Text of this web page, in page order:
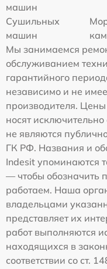
машин
Сушильных
машин
Мы занимаемся
обслуживанием
гарантийного
независимо и не
производителя.
носят
не являются
ГК РФ. Названия и
Indesit упоминаются
— чтобы обозначить
работаем. Наша
владельцами
представляет их
работ выполняются
находящихся в
соответствии со ст.